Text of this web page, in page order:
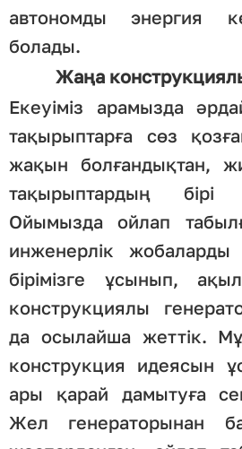
автономды энергия
болады.
Жаңа
Екеуіміз арамызда
тақырыптарға сөз
жақын болғандықтан,
тақырыптардың
Ойымызда ойлап
инженерлік
бірімізге ұсынып,
конструкциялы
да осылайша жеттік.
конструкция идеясын
ары қарай дамытуға
Жел генераторынан